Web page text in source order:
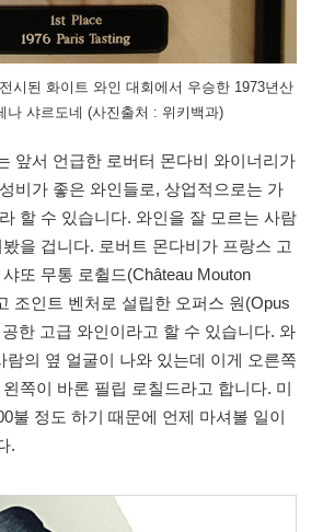
시된 화이트 와인 대회에서 우승한 1973년산
나 샤르도네 (사진출처 : 위키백과)
앞서 언급한 로버터 몬다비 와이너리가
비가 좋은 와인들로, 상업적으로는 가
할 수 있습니다. 와인을 잘 모르는 사람
을 겁니다. 로버트 몬다비가 프랑스 고
또 무통 로췰드(Château Mouton
조인트 벤처로 설립한 오퍼스 원(Opus
한 고급 와인이라고 할 수 있습니다. 와
람의 옆 얼굴이 나와 있는데 이게 오른쪽
쪽이 바론 필립 로칠드라고 합니다. 미
불 정도 하기 때문에 언제 마셔볼 일이
.